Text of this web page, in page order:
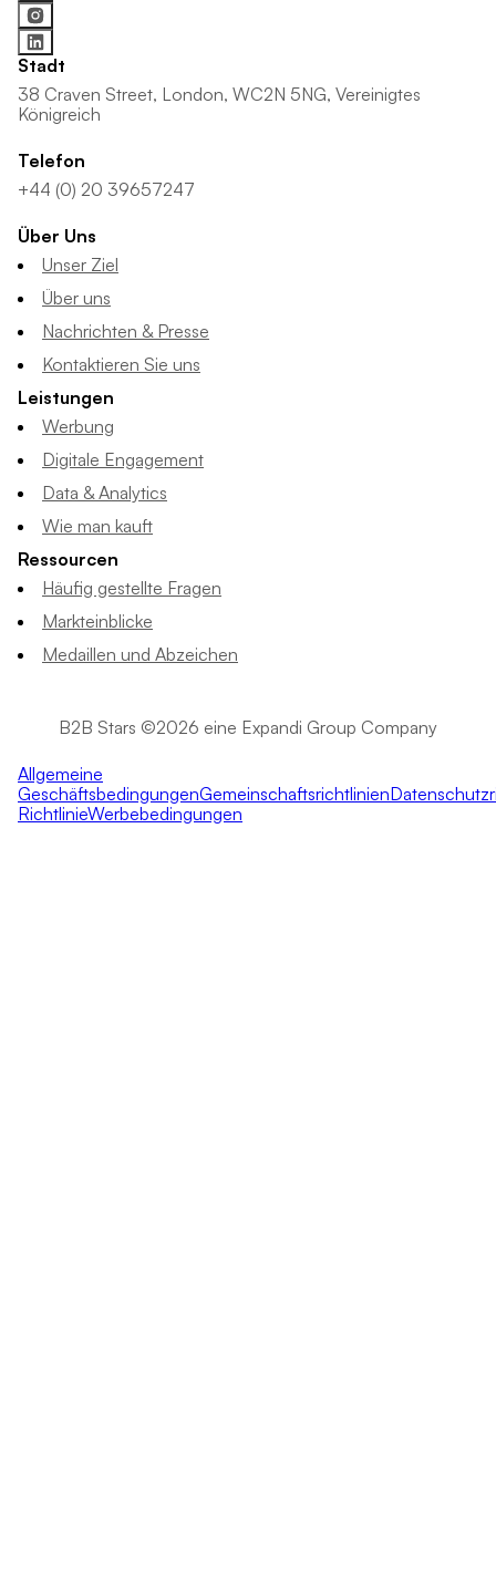
Stadt
38 Craven Street, London, WC2N 5NG, Vereinigtes
Königreich
Telefon
+44 (0) 20 39657247
Über Uns
Unser Ziel
Über uns
Nachrichten & Presse
Kontaktieren Sie uns
Leistungen
Werbung
Digitale Engagement
Data & Analytics
Wie man kauft
Ressourcen
Häufig gestellte Fragen
Markteinblicke
Medaillen und Abzeichen
B2B Stars ©2026 eine Expandi Group Company
Allgemeine
GeschäftsbedingungenGemeinschaftsrichtlinien
RichtlinieWerbebedingungen